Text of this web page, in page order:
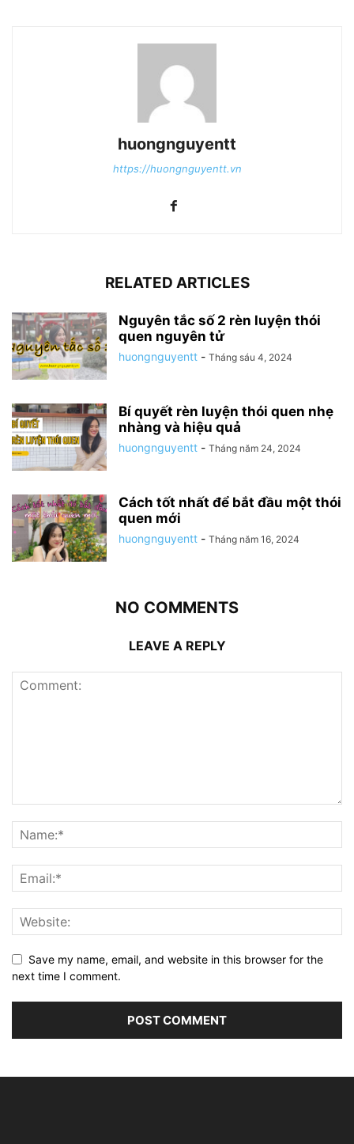
huongnguyentt
https://huongnguyentt.vn
RELATED ARTICLES
Nguyên tắc số 2 rèn luyện thói
quen nguyên tử
huongnguyentt - Tháng sáu 4, 2024
Bí quyết rèn luyện thói quen nhẹ
nhàng và hiệu quả
huongnguyentt - Tháng năm 24, 2024
Cách tốt nhất để bắt đầu một thói
quen mới
huongnguyentt - Tháng năm 16, 2024
NO COMMENTS
LEAVE A REPLY
Save my name, email, and website in this browser for the
next time I comment.